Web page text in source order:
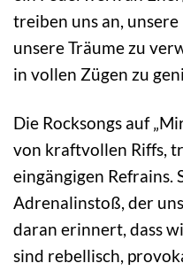
treiben uns an,
unsere Träume zu
in vollen Zügen zu
Die Rocksongs auf
von kraftvollen Riffs,
eingängigen Refrains.
Adrenalinstoß, der
daran erinnert, dass
sind rebellisch,